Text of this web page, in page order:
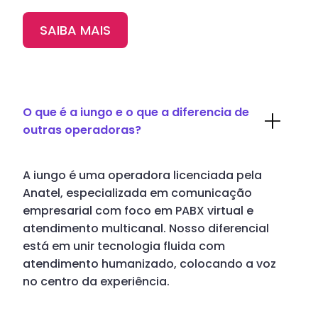
SAIBA MAIS
O que é a iungo e o que a diferencia de
outras operadoras?
A iungo é uma operadora licenciada pela
Anatel, especializada em comunicação
empresarial com foco em PABX virtual e
atendimento multicanal. Nosso diferencial
está em unir tecnologia fluida com
atendimento humanizado, colocando a voz
no centro da experiência.